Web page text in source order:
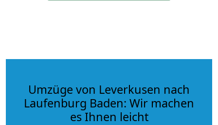
Umzüge von Leverkusen nach
Laufenburg Baden: Wir machen
es Ihnen leicht